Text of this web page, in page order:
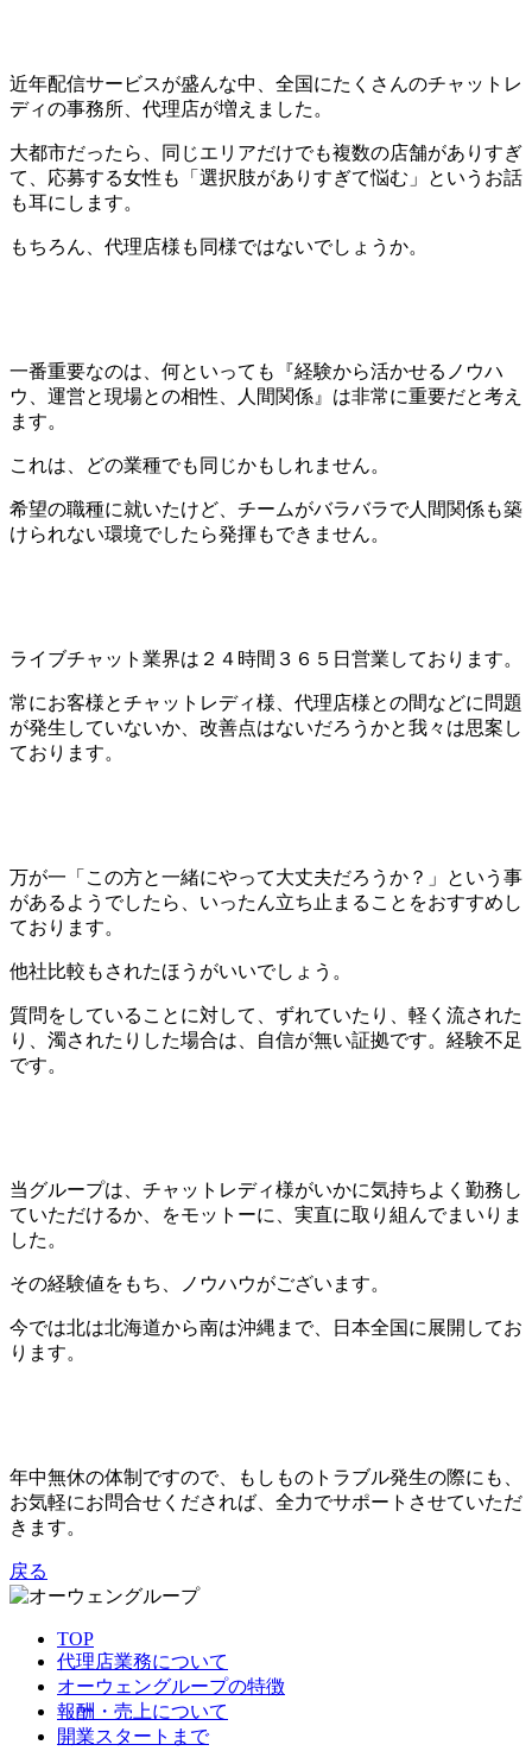
近年配信サービスが盛んな中、全国にたくさんのチャットレ
ディの事務所、代理店が増えました。
大都市だったら、同じエリアだけでも複数の店舗がありすぎ
て、応募する女性も「選択肢がありすぎて悩む」というお話
も耳にします。
もちろん、代理店様も同様ではないでしょうか。
一番重要なのは、何といっても『経験から活かせるノウハ
ウ、運営と現場との相性、人間関係』は非常に重要だと考え
ます。
これは、どの業種でも同じかもしれません。
希望の職種に就いたけど、チームがバラバラで人間関係も築
けられない環境でしたら発揮もできません。
ライブチャット業界は２４時間３６５日営業しております。
常にお客様とチャットレディ様、代理店様との間などに問題
が発生していないか、改善点はないだろうかと我々は思案し
ております。
万が一「この方と一緒にやって大丈夫だろうか？」という事
があるようでしたら、いったん立ち止まることをおすすめし
ております。
他社比較もされたほうがいいでしょう。
質問をしていることに対して、ずれていたり、軽く流された
り、濁されたりした場合は、自信が無い証拠です。経験不足
です。
当グループは、チャットレディ様がいかに気持ちよく勤務し
ていただけるか、をモットーに、実直に取り組んでまいりま
した。
その経験値をもち、ノウハウがございます。
今では北は北海道から南は沖縄まで、日本全国に展開してお
ります。
年中無休の体制ですので、もしものトラブル発生の際にも、
お気軽にお問合せくだされば、全力でサポートさせていただ
きます。
戻る
TOP
代理店業務について
オーウェングループの特徴
報酬・売上について
開業スタートまで